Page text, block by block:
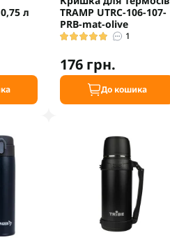
л
TRAMP UTRC-106-107-
PRB-mat-olive
1
176 грн.
До кошика